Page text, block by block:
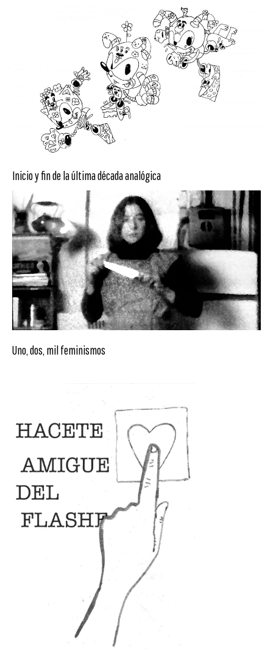
Inicio y fin de la última década analógica
Uno, dos, mil feminismos